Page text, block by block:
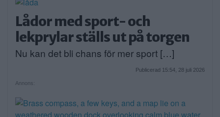
Lådor med sport- och
lekprylar ställs ut på torgen
Nu kan det bli chans för mer sport […]
Publicerad 15:54, 28 juli 2026
Annons: